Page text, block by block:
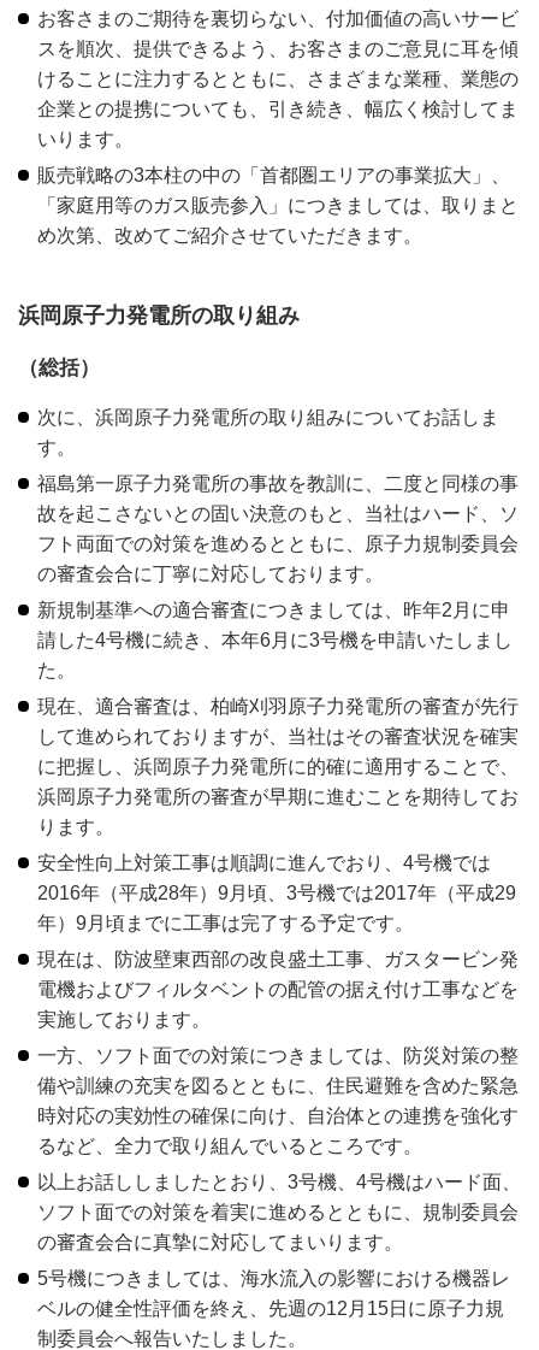
お客さまのご期待を裏切らない、付加価値の高いサービ
スを順次、提供できるよう、お客さまのご意見に耳を傾
けることに注力するとともに、さまざまな業種、業態の
企業との提携についても、引き続き、幅広く検討してま
いります。
販売戦略の3本柱の中の「首都圏エリアの事業拡大」、
「家庭用等のガス販売参入」につきましては、取りまと
め次第、改めてご紹介させていただきます。
浜岡原子力発電所の取り組み
（総括）
次に、浜岡原子力発電所の取り組みについてお話しま
す。
福島第一原子力発電所の事故を教訓に、二度と同様の事
故を起こさないとの固い決意のもと、当社はハード、ソ
フト両面での対策を進めるとともに、原子力規制委員会
の審査会合に丁寧に対応しております。
新規制基準への適合審査につきましては、昨年2月に申
請した4号機に続き、本年6月に3号機を申請いたしまし
た。
現在、適合審査は、柏崎刈羽原子力発電所の審査が先行
して進められておりますが、当社はその審査状況を確実
に把握し、浜岡原子力発電所に的確に適用することで、
浜岡原子力発電所の審査が早期に進むことを期待してお
ります。
安全性向上対策工事は順調に進んでおり、4号機では
2016年（平成28年）9月頃、3号機では2017年（平成29
年）9月頃までに工事は完了する予定です。
現在は、防波壁東西部の改良盛土工事、ガスタービン発
電機およびフィルタベントの配管の据え付け工事などを
実施しております。
一方、ソフト面での対策につきましては、防災対策の整
備や訓練の充実を図るとともに、住民避難を含めた緊急
時対応の実効性の確保に向け、自治体との連携を強化す
るなど、全力で取り組んでいるところです。
以上お話ししましたとおり、3号機、4号機はハード面、
ソフト面での対策を着実に進めるとともに、規制委員会
の審査会合に真摯に対応してまいります。
5号機につきましては、海水流入の影響における機器レ
ベルの健全性評価を終え、先週の12月15日に原子力規
制委員会へ報告いたしました。